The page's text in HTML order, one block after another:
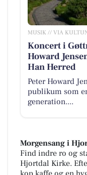
MUSIK // VIA
Koncert i
Howard
Han Herred
Peter Howard
publikum som
generation....
Morgensang i
Find indre ro og
Hjortdal Kirke.